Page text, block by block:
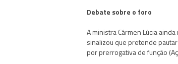
Debate sobre o foro
A ministra Cármen Lúcia
sinalizou que pretende
por prerrogativa de função